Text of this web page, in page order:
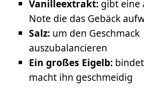
Vanilleextrakt: gibt eine
Note die das Gebäck
Salz: um den Geschmack
auszubalancieren
Ein großes Eigelb:
macht ihn geschmeidig